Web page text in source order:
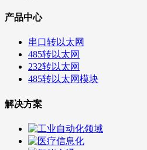
产品中心
串口转以太网
485转以太网
232转以太网
485转以太网模块
解决方案